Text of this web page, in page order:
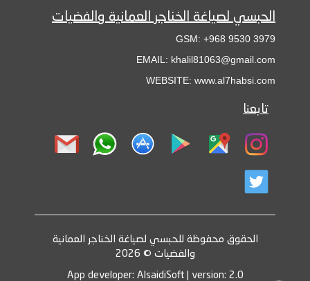
الحبسي لصياغة الخناجر العمانية والفضيات
GSM: +968 9530 3979
EMAIL: khalil81063@gmail.com
WEBSITE: www.al7habsi.com
تابعنا
الحقوق محفوظة للحبسي لصياغة الخناجر العمانية
والفضيات © 2026
App developer: AlsaidiSoft | version: 2.0